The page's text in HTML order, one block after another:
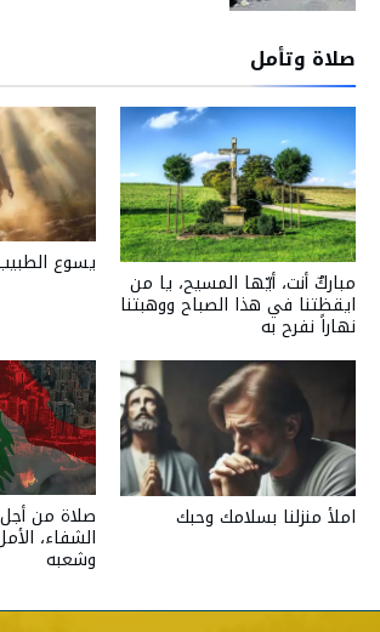
صلاة وتأمل
يسوع
مباركٌ أنت، أيّها المسيح، يا من
ايقظتنا في هذا الصباح ووهبتنا
نهاراً نفرح به
صلاة من أجل
الشفاء،
وشعبه
املأ منزلنا بسلامك وحبك